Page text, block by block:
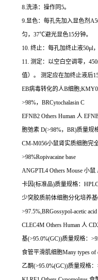
8.洗涤：操作同 5。
9.显色：每孔先加入显色剂
匀， 37℃避光显色15分钟。
10. 终止：每孔加终止液50μl
11. 测定：以空白空调零，
值）。
测定应在加终止液后
EB病毒转化的人B细胞
>98%， BRCytochalasin C
EFNB2 Others Human 人
胞弛素 D(>98%， BR)质量规
CM-M056小鼠肾实质细胞完
>98%Ropivacaine base
ANGPTL4 Others Mouse 小鼠
卡因(标准品)质量规格：
少突胶质前体细胞分化培养基
>97.5%,BRGossypol-acetic acid
CLEC4M Others Human 人
基(>95.0%(GC))质量规格：
食管平滑肌细胞Many types of
乙酮(>95.0%(GC))质量规格：